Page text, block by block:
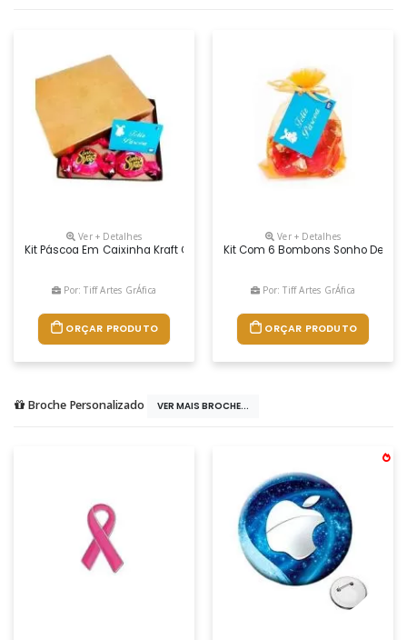
Ver + Detalhes
Kit Páscoa Em Caixinha Kraft Com 6 Bombons Sonho De Valsa. Tag
Por: Tiff Artes GrÁfica
ORÇAR PRODUTO
Ver + Detalhes
Kit Com 6 Bombons Sonho De
Por: Tiff Artes GrÁfica
ORÇAR PRODUTO
Broche Personalizado VER MAIS BROCHE...